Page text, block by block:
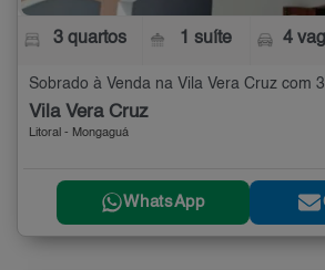
3 quartos 1 suíte 4
Sobrado à Venda na Vila Vera Cruz com
Vila Vera Cruz
Litoral - Mongaguá
WhatsApp